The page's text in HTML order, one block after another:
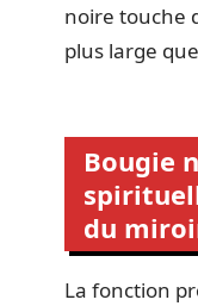
noire touche
plus large
Bougie
du
La fonction